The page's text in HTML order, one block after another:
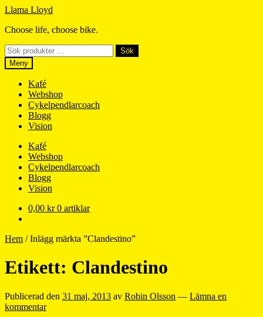
Hoppa
navigering
Hoppa
innehåll
Llama Lloyd
Choose life, choose bike.
Sök
efter:
Sök
Meny
Kafé
Webshop
Cykelpendlarcoach
Blogg
Vision
Kafé
Webshop
Cykelpendlarcoach
Blogg
Vision
0,00 kr 0 artiklar
Hem /Inlägg märkta ”Clandestino”
Etikett: Clandestino
Publicerad den 31 maj, 2013 av Robin Olsson — Lämna en
kommentar